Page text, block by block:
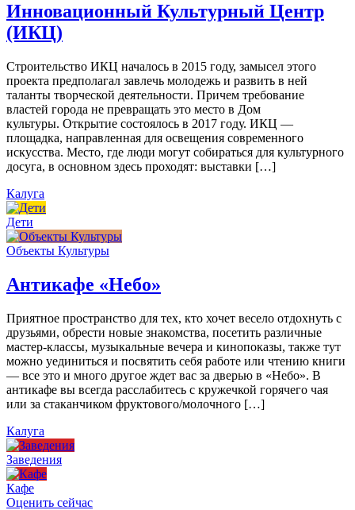
Инновационный Культурный Центр
(ИКЦ)
Строительство ИКЦ началось в 2015 году, замысел этого
проекта предполагал завлечь молодежь и развить в ней
таланты творческой деятельности. Причем требование
властей города не превращать это место в Дом
культуры. Открытие состоялось в 2017 году. ИКЦ —
площадка, направленная для освещения современного
искусства. Место, где люди могут собираться для культурного
досуга, в основном здесь проходят: выставки […]
Калуга
Дети
Объекты Культуры
Антикафе «Небо»
Приятное пространство для тех, кто хочет весело отдохнуть с
друзьями, обрести новые знакомства, посетить различные
мастер-классы, музыкальные вечера и кинопоказы, также тут
можно уединиться и посвятить себя работе или чтению книги
— все это и много другое ждет вас за дверью в «Небо». В
антикафе вы всегда расслабитесь с кружечкой горячего чая
или за стаканчиком фруктового/молочного […]
Калуга
Заведения
Кафе
Оценить сейчас